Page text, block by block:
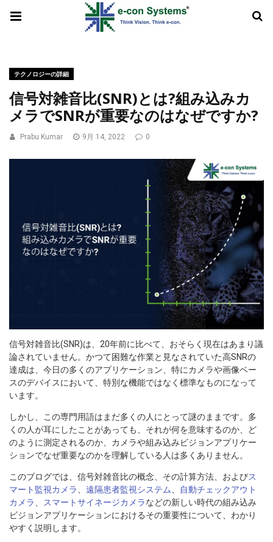
テクノロジーの詳細
信号対雑音比(SNR)とは?組み込みカ
メラでSNRが重要なのはなぜですか?
Prabu Kumar 9月 14, 2022 0
信号対雑音比(SNR)は、20年前に比べて、おそらく現在はあまり議
論されていません。かつて困難な作業と見なされていた高SNRの
達成は、今日の多くのアプリケーション、特にカメラや画像ベー
スのデバイスにおいて、特別な機能ではなく標準なものになって
います。
しかし、この専門用語はまだ多くの人にとって謎のままです。多
くの人が耳にしたことがあっても、それが何を意味するのか、ど
のように測定されるのか、カメラや組み込みビジョンアプリケー
ションでなぜ重要なのかを理解している人は多くありません。
このブログでは、信号対雑音比の概念、その計算方法、およびス
マート監視カメラ
遠隔患者監視システム
自動チェックアウト
カメラ
スマートサイネージカメラなどの新しい時代の組み込み
ビジョンアプリケーションにおけるその重要性について、わかり
やすく説明します。